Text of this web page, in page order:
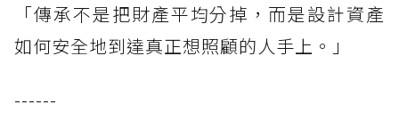
「傳承不是把財產平均分掉，而是設計資產
如何安全地到達真正想照顧的人手上。」
------